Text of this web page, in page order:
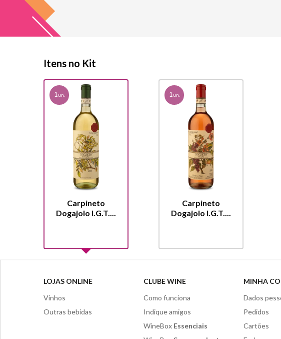
Itens no Kit
1un.
Carpineto
Dogajolo I.G.T....
1un.
Carpineto
Dogajolo I.G.T....
LOJAS ONLINE
Vinhos
Outras bebidas
CLUBE WINE
Como funciona
Indique amigos
WineBox Essenciais
MINHA
Dados
Pedidos
Cartões